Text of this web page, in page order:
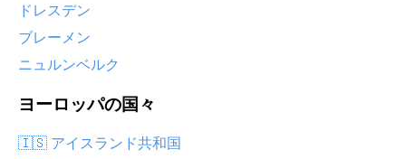
ドレスデン
ブレーメン
ニュルンベルク
ヨーロッパの国々
🇮🇸 アイスランド共和国